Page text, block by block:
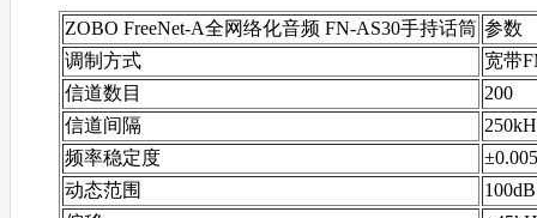
ZOBO FreeNet-A全网络化音频 FN-AS30手持话筒 参数
调制方式
宽带
信道数目
200
信道间隔
频率稳定度
动态范围
100dB